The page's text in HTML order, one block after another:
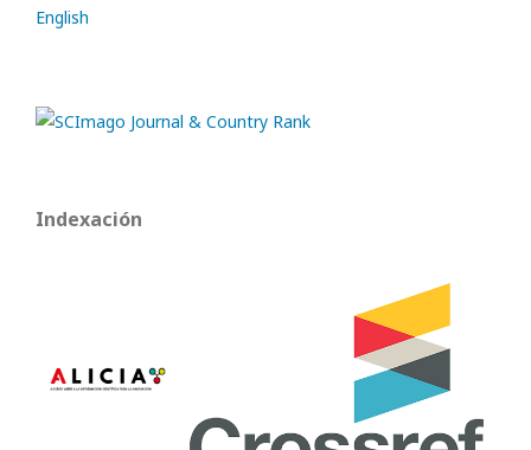
English
Indexación